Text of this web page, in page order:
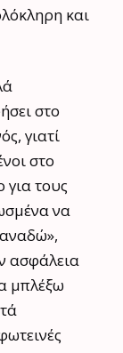
και
στο
γιατί
στο
τους
να
ασφάλεια
μπλέξω